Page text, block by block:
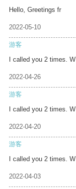
Hello, Greetings fr
2022-05-10
游客
I called you 2 times. W
2022-04-26
游客
I called you 2 times. W
2022-04-20
游客
I called you 2 times. W
2022-04-03